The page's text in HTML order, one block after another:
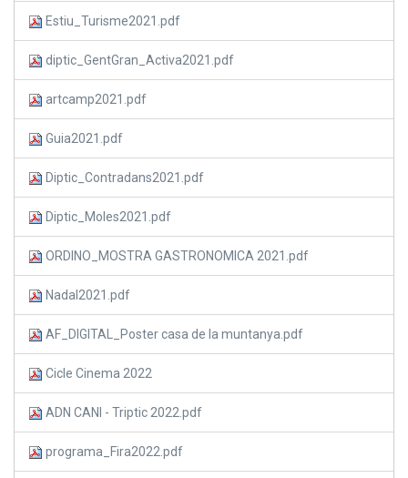
Estiu_Turisme2021.pdf
diptic_GentGran_Activa2021.pdf
artcamp2021.pdf
Guia2021.pdf
Diptic_Contradans2021.pdf
Diptic_Moles2021.pdf
ORDINO_MOSTRA GASTRONOMICA 2021.pdf
Nadal2021.pdf
AF_DIGITAL_Poster casa de la muntanya.pdf
Cicle Cinema 2022
ADN CANI - Triptic 2022.pdf
programa_Fira2022.pdf